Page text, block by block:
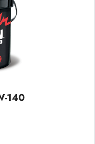
140